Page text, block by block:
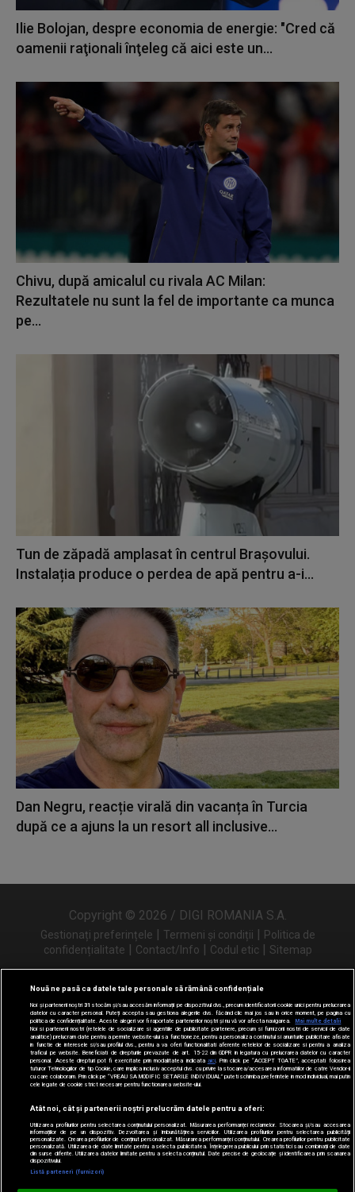
Ilie Bolojan, despre economia de energie: "Cred că
oamenii raţionali înţeleg că aici este un...
Chivu, după amicalul cu rivala AC Milan:
Rezultatele nu sunt la fel de importante ca munca
pe...
Tun de zăpadă amplasat în centrul Brașovului.
Instalația produce o perdea de apă pentru a-i...
Dan Negru, reacție virală din vacanța în Turcia
după ce a ajuns la un resort all inclusive...
Copyright © 2026 / DIGI ROMANIA S.A.
Gestionați preferințele | Termeni și condiții | Politica de
confidențialitate | Contact/Info | Codul etic | Sitemap
Urmărește-ne și pe
Nouă ne pasă ca datele tale personale să rămână confidențiale
Noi și partenerii noștri31 stocăm și/sau accesăm informații pe dispozitivul dvs., precum identificatorii cookie unici pentru prelucrarea
datelor cu caracter personal. Puteți accepta sau gestiona alegerile dvs. făcând clic mai jos sau în orice moment, pe pagina cu
politica de confidențialitate. Aceste alegeri vor fi raportate partenerilor noștri și nu vă vor afecta navigarea.
Mai multe detalii
Noi si partenerii nostri (retelele de socializare si agentiile de publicitate partenere, precum si furnizorii nostri de servicii de date
analitice) prelucram date pentru a permite website-ului sa functioneze, pentru a personaliza continutul si anunturile publicitare afisate
in functie de interesele si/sau profilul dvs., pentru a va oferi functionalitati aferente retelelor de socializare si pentru a analiza
traficul pe website. Beneficiati de drepturile prevazute de art. 15-22 din GDPR in legatura cu prelucrarea datelor cu caracter
personal. Aceste drepturi pot fi exercitate prin modalitatea indicata aici. Prin click pe “ACCEPT TOATE”, acceptati folosirea
tuturor Tehnologiilor de tip Cookie, care implica inclusiv acceptul dvs. cu privire la stocarea/accesarea informatiilor de catre Vendor-ii
cu care colaboram. Prin click pe “VREAU SA MODIFIC SETARILE INDIVIDUAL” puteti schimba preferintele in mod individual, mai putin
cele legate de cookie strict necesare pentru functionarea website-ului.
Atât noi, cât și partenerii noștri prelucrăm datele pentru a oferi:
Utilizarea profilurilor pentru selectarea conținutului personalizat. Măsurarea performanței reclamelor. Stocarea și/sau accesarea
informațiilor de pe un dispozitiv. Dezvoltarea și îmbunătățirea serviciilor. Utilizarea profilurilor pentru selectarea publicității
personalizate. Crearea profilurilor de conținut personalizat. Măsurarea performanței conținutului. Crearea profilurilor pentru publicitate
personalizată. Utilizarea de date limitate pentru a selecta publicitatea. Înțelegerea publicului prin statistici sau combinații de date
din surse diferite. Utilizarea datelor limitate pentru a selecta conținutul. Date precise de geolocație și identificarea prin scanarea
dispozitivului.
Listă parteneri (furnizori)